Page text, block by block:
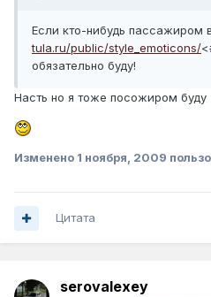
Если кто-нибудь пассажиром
tula.ru/public/style_emoticons/
обязательно буду!
Насть но я тоже посожиром буду
Изменено 1 ноября, 2009
Цитата
serovalexey